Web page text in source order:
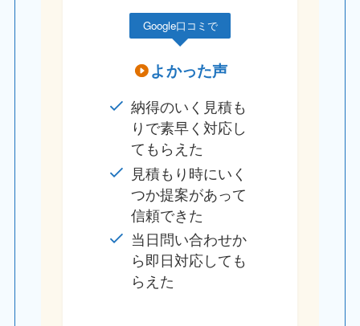
Google口コミで
よかった声
納得のいく見積も
りで素早く対応し
てもらえた
見積もり時にいく
つか提案があって
信頼できた
当日問い合わせか
ら即日対応しても
らえた